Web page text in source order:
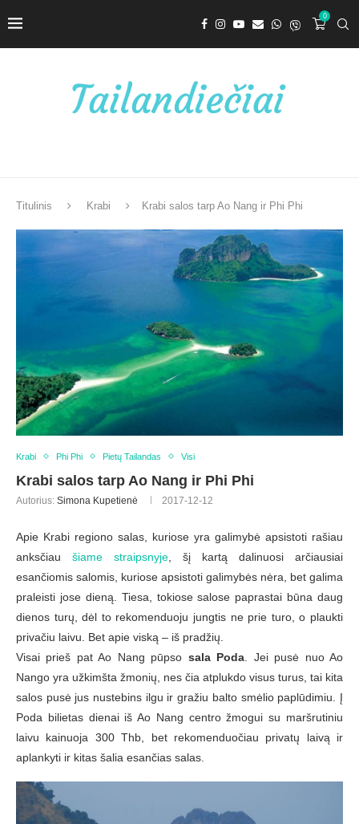
0
Titulinis Krabi Krabi salos tarp Ao Nang ir Phi Phi
Krabi Phi Phi Pietų Tailandas Visi
Krabi salos tarp Ao Nang ir Phi Phi
Autorius: Simona Kupetienė 2017-12-12
Apie Krabi regiono salas, kuriose yra galimybė apsistoti rašiau
anksčiau šiame straipsnyje , šį kartą dalinuosi arčiausiai
esančiomis salomis, kuriose apsistoti galimybės nėra, bet galima
praleisti jose dieną. Tiesa, tokiose salose paprastai būna daug
dienos turų, dėl to rekomenduoju jungtis ne prie turo, o plaukti
privačiu laivu. Bet apie viską – iš pradžių.
Visai prieš pat Ao Nang pūpso sala Poda . Jei pusė nuo Ao
Nango yra užkimšta žmonių, nes čia atplukdo visus turus, tai kita
salos pusė jus nustebins ilgu ir gražiu balto smėlio paplūdimiu. Į
Poda bilietas dienai iš Ao Nang centro žmogui su maršrutiniu
laivu kainuoja 300 Thb, bet rekomenduočiau privatų laivą ir
aplankyti ir kitas šalia esančias salas.